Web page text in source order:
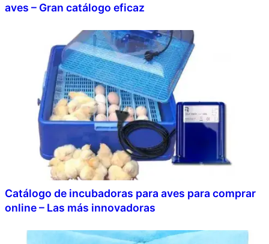
aves – Gran catálogo eficaz
Catálogo de incubadoras para aves para comprar
online – Las más innovadoras